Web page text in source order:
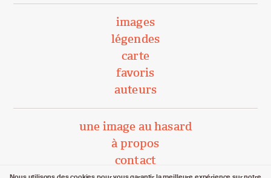
images
légendes
carte
favoris
auteurs
une image au hasard
à propos
contact